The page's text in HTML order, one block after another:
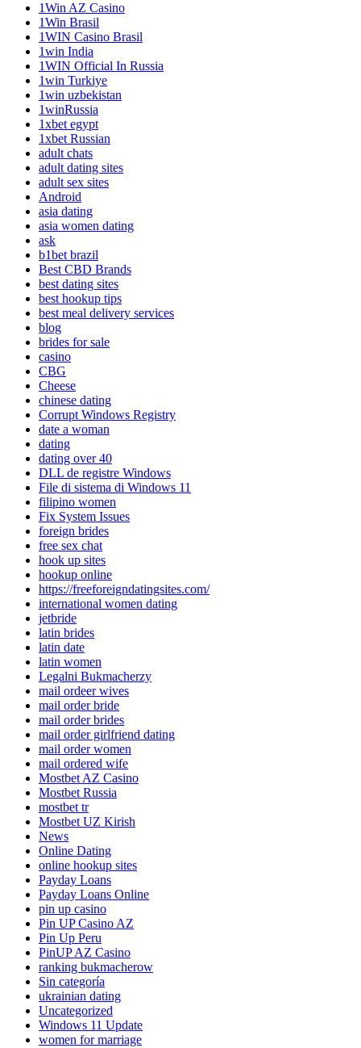
1Win AZ Casino
1Win Brasil
1WIN Casino Brasil
1win India
1WIN Official In Russia
1win Turkiye
1win uzbekistan
1winRussia
1xbet egypt
1xbet Russian
adult chats
adult dating sites
adult sex sites
Android
asia dating
asia women dating
ask
b1bet brazil
Best CBD Brands
best dating sites
best hookup tips
best meal delivery services
blog
brides for sale
casino
CBG
Cheese
chinese dating
Corrupt Windows Registry
date a woman
dating
dating over 40
DLL de registre Windows
File di sistema di Windows 11
filipino women
Fix System Issues
foreign brides
free sex chat
hook up sites
hookup online
https://freeforeigndatingsites.com/
international women dating
jetbride
latin brides
latin date
latin women
Legalni Bukmacherzy
mail ordeer wives
mail order bride
mail order brides
mail order girlfriend dating
mail order women
mail ordered wife
Mostbet AZ Casino
Mostbet Russia
mostbet tr
Mostbet UZ Kirish
News
Online Dating
online hookup sites
Payday Loans
Payday Loans Online
pin up casino
Pin UP Casino AZ
Pin Up Peru
PinUP AZ Casino
ranking bukmacherow
Sin categoría
ukrainian dating
Uncategorized
Windows 11 Update
women for marriage